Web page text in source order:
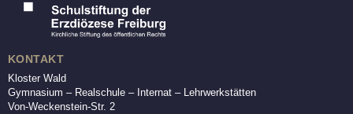
KONTAKT
Kloster Wald
Gymnasium – Realschule – Internat – Lehrwerkstätten
Von-Weckenstein-Str. 2